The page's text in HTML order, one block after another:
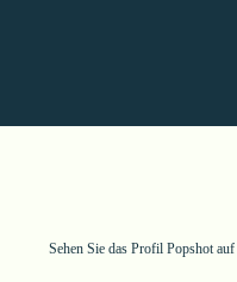
Sehen Sie das Profil Popshotauf